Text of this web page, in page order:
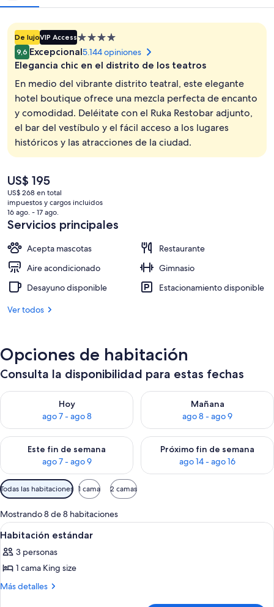
Restaurante
De lujoVIP AccessPropiedad
de
4.0
9,6 Excepcional5.144 opiniones
Elegancia chic en el distrito de los teatros
En medio del vibrante distrito teatral, este elegante
hotel boutique ofrece una mezcla perfecta de encanto
y comodidad. Deléitate con el Ruka Restobar adjunto,
el bar del vestíbulo y el fácil acceso a los lugares
históricos y las atracciones de la ciudad.
El
precio
actual
es
de
US$ 195
US$ 268 en total
impuestos y cargos incluidos
16 ago. - 17 ago.
Servicios principales
Acepta mascotas
Restaurante
Aire acondicionado
Gimnasio
Desayuno disponible
Estacionamiento disponible
Ver todos
Opciones de habitación
Consulta la disponibilidad para estas fechas
Hoy
ago 7 - ago 8
Consulta la disponibilidad para hoy ago 7 - ago 8
Mañana
ago 8 - ago 9
Consulta la disponibilidad
Este fin de semana
ago 7 - ago 9
Consulta la disponibilidad para este fin de semana ago 7 -
Próximo fin de semana
ago 14 - ago 16
Consulta la disponibilidad
Filtros
disponibles
para
las
habitaciones
Todas las habitaciones 1 cama 2 camas
Mostrando 8 de 8 habitaciones
Ver
todas
las
fotos
de
Habitación de hotel con una cama
6
Habitación estándar
3 personas
1 cama King size
Más detalles
Más